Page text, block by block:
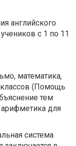
английского
с 1 по 11
математика,
классов (Помощь
тем
для
система